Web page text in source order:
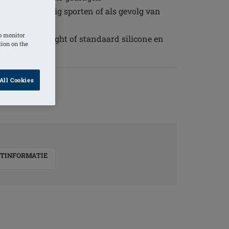
regelmatig sporten of als gevolg van
Intouch light of standaard silicone en
monitor
on the
Cookies